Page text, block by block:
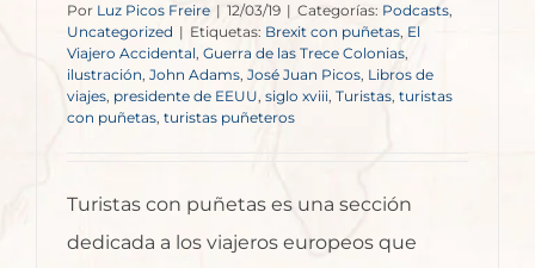
Por Luz Picos Freire | 12/03/19 | Categorías: Podcasts,
Uncategorized | Etiquetas: Brexit con puñetas, El
Viajero Accidental, Guerra de las Trece Colonias,
ilustración, John Adams, José Juan Picos, Libros de
viajes, presidente de EEUU, siglo xviii, Turistas, turistas
con puñetas, turistas puñeteros
Turistas con puñetas es una sección
dedicada a los viajeros europeos que